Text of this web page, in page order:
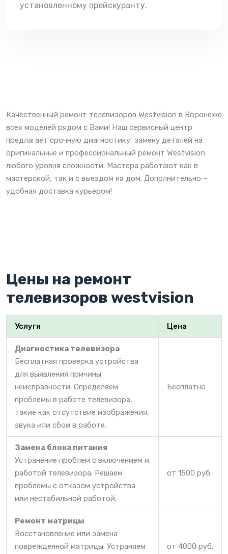
установленному прейскуранту.
Качественный ремонт телевизоров Westvision в Воронеже
всех моделей рядом с Вами! Наш сервисный центр
предлагает срочную диагностику, замену деталей на
оригинальные и профессиональный ремонт Westvision
любого уровня сложности. Мастера работают как в
мастерской, так и с выездом на дом. Дополнительно –
удобная доставка курьером!
Цены на ремонт
телевизоров westvision
Услуги Цена
Диагностика телевизора
Бесплатная проверка устройства
для выявления причины
неисправности. Определяем
проблемы в работе телевизора,
такие как отсутствие изображения,
звука или сбои в работе.
Бесплатно
Замена блока питания
Устранение проблем с включением и
работой телевизора. Решаем
проблемы с отказом устройства
или нестабильной работой.
от 1500 руб.
Ремонт матрицы
Восстановление или замена
поврежденной матрицы. Устраняем
от 4000 руб.